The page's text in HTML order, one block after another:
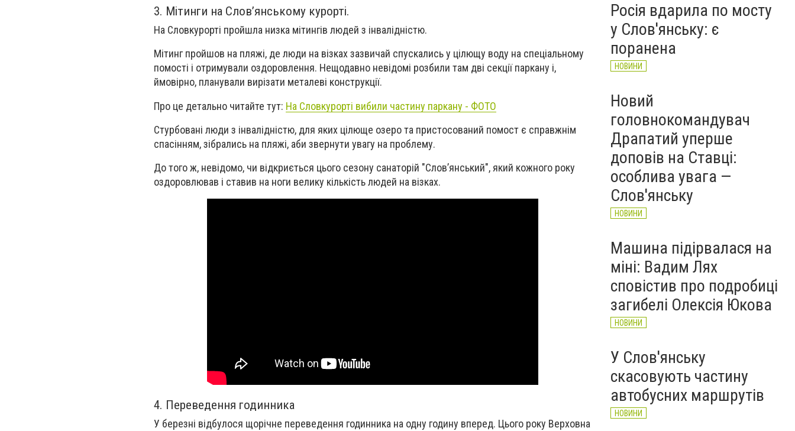
3. Мітинги на Слов’янському курорті.
На Словкурорті пройшла низка мітингів людей з інвалідністю.
Мітинг пройшов на пляжі, де люди на візках зазвичай спускались у цілющу воду на спеціальному
помості і отримували оздоровлення. Нещодавно невідомі розбили там дві секції паркану і,
ймовірно, планували вирізати металеві конструкції.
Про це детально читайте тут: На Словкурорті вибили частину паркану - ФОТО
Стурбовані люди з інвалідністю, для яких цілюще озеро та пристосований помост є справжнім
спасінням, зібрались на пляжі, аби звернути увагу на проблему.
До того ж, невідомо, чи відкриється цього сезону санаторій "Слов’янський", який кожного року
оздоровлював і ставив на ноги велику кількість людей на візках.
4. Переведення годинника
У березні відбулося щорічне переведення годинника на одну годину вперед. Цього року Верховна
Росія вдарила по мосту
у Слов'янську: є
поранена
НОВИНИ
Новий
головнокомандувач
Драпатий уперше
доповів на Ставці:
особлива увага —
Слов'янську
НОВИНИ
Машина підірвалася на
міні: Вадим Лях
сповістив про подробиці
загибелі Олексія Юкова
НОВИНИ
У Слов'янську
скасовують частину
автобусних маршрутів
НОВИНИ